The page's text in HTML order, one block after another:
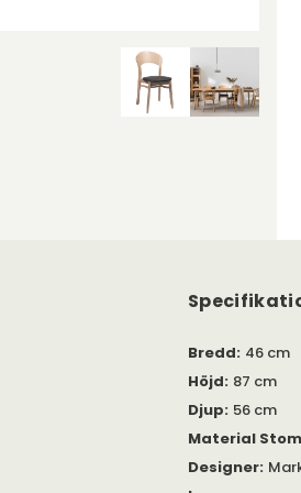
Bredd: 46 cm
Höjd: 87 cm
Djup: 56 cm
Material
Designer: